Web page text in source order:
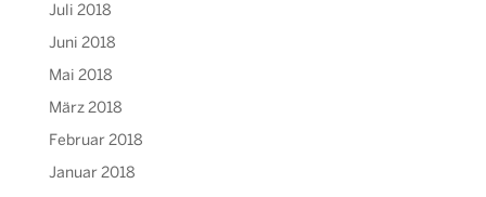
Juli 2018
Juni 2018
Mai 2018
März 2018
Februar 2018
Januar 2018